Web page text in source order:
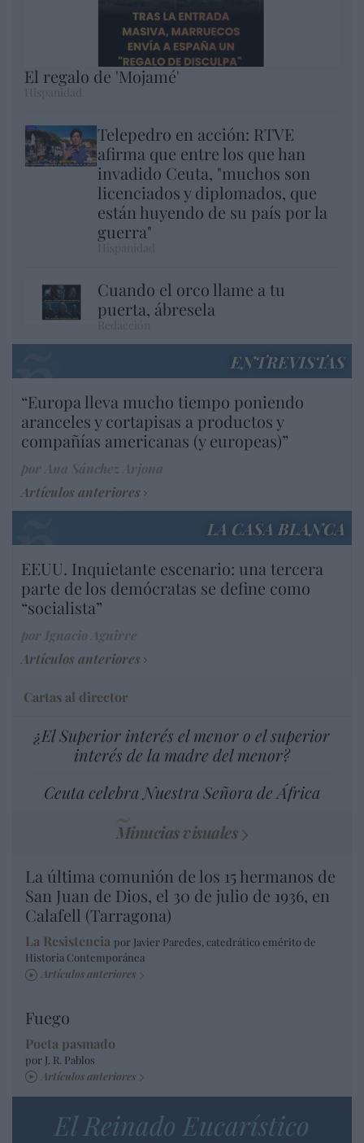
El regalo de 'Mojamé'
Telepedro en acción: RTVE
afirma que entre los que han
invadido Ceuta, "muchos son
licenciados y diplomados, que
están huyendo de su país por la
guerra"
Cuando el orco llame a tu
puerta, ábresela
ENTREVISTAS
“Europa lleva mucho tiempo poniendo
aranceles y cortapisas a productos y
compañías americanas (y europeas)”
Artículos anteriores
LA CASA BLANCA
EEUU. Inquietante escenario: una tercera
parte de los demócratas se define como
“socialista”
Artículos anteriores
Cartas al director
¿El Superior interés el menor o el superior
interés de la madre del menor?
Ceuta celebra Nuestra Señora de África
Minucias visuales
La última comunión de los 15 hermanos de
San Juan de Dios, el 30 de julio de 1936, en
Calafell (Tarragona)
La Resistencia por Javier Paredes, catedrático emérito de
Historia Contemporánea
Artículos anteriores
Fuego
Poeta pasmado
por J. R. Pablos
Artículos anteriores
El Reinado Eucarístico